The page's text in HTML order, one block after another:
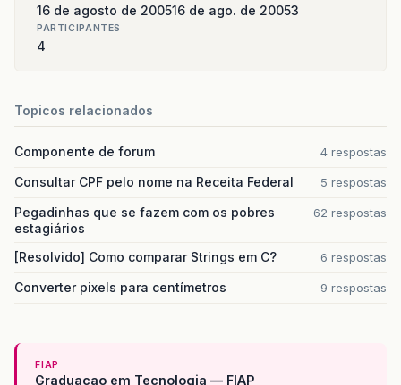
16 de agosto de 200516 de ago. de 20053
PARTICIPANTES
4
Topicos relacionados
Componente de forum 4 respostas
Consultar CPF pelo nome na Receita Federal 5 respostas
Pegadinhas que se fazem com os pobres
estagiários
62 respostas
[Resolvido] Como comparar Strings em C? 6 respostas
Converter pixels para centímetros 9 respostas
FIAP
Graduacao em Tecnologia — FIAP